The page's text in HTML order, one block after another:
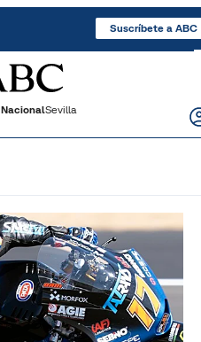
Suscríbete a ABC
NacionalSevilla